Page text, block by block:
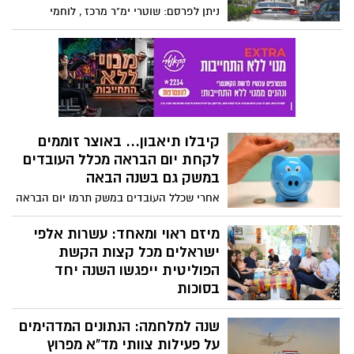
ניתן לפרסם: שוטרי ימ"ר מרכז , לוחמי
הגדעונים 33 והשב"כ סיכלו פיגוע תופת בקניון
עזריאלי בת"א שתוכנן ע"י 5 תושבי טייבה
שהקימו תשתית טרור המזוהה עם דעא"ש.
כתב אישום יוגש נגדם בימים הקרובים
בהתאם לממצאי החקירה
קיבלו תיאבון... באוצר זוממים
לקחת יום הבראה מכלל העובדים
במשק גם בשנה הבאה
אחרי שכלל העובדים במשק תרמו יום הבראה
בעל כורחם למדינה לטובת חיילי המילואים,
כעת באוצר רוצים לחזור על המהלך גם בשנה
הבאה. המטרה: כיסוי חלק מהוצאות
המלחמה. יש לכם רעיונות ממי עוד אפשר
מיזם ראוי ומאחד: עשרות אלפי
ישראלים מכל קצות הקשת
הפוליטית ייפגשו השנה יחד
בסוכות
ארגון 'שומרות ושומרים על הבית המשותף',
מיזם 929 ועשרות ארגונים נוספים מימין
ומשמאל, דתיים וחילוניים, מכל רחבי הארץ
שנה למלחמה: הנתונים המדהימים
על פעילות צוותי מד"א מפרוץ